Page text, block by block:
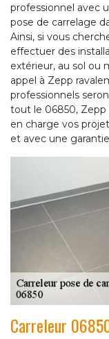
professionnel avec
pose de carrelage
Ainsi, si vous
effectuer des
extérieur, au sol ou
appel à Zepp
professionnels
tout le 06850,
en charge vos
et avec une
Carreleur